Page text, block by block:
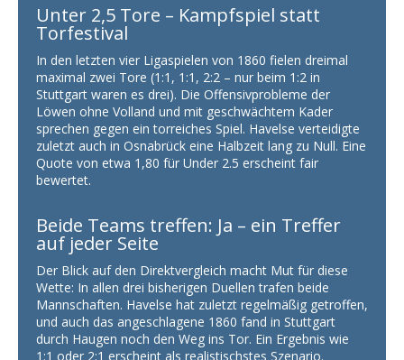
Unter 2,5 Tore – Kampfspiel statt
Torfestival
In den letzten vier Ligaspielen von 1860 fielen dreimal
maximal zwei Tore (1:1, 1:1, 2:2 – nur beim 1:2 in
Stuttgart waren es drei). Die Offensivprobleme der
Löwen ohne Volland und mit geschwächtem Kader
sprechen gegen ein torreiches Spiel. Havelse verteidigte
zuletzt auch in Osnabrück eine Halbzeit lang zu Null. Eine
Quote von etwa 1,80 für Under 2.5 erscheint fair
bewertet.
Beide Teams treffen: Ja – ein Treffer
auf jeder Seite
Der Blick auf den Direktvergleich macht Mut für diese
Wette: In allen drei bisherigen Duellen trafen beide
Mannschaften. Havelse hat zuletzt regelmäßig getroffen,
und auch das angeschlagene 1860 fand in Stuttgart
durch Haugen noch den Weg ins Tor. Ein Ergebnis wie
1:1 oder 2:1 erscheint als realistischstes Szenario.